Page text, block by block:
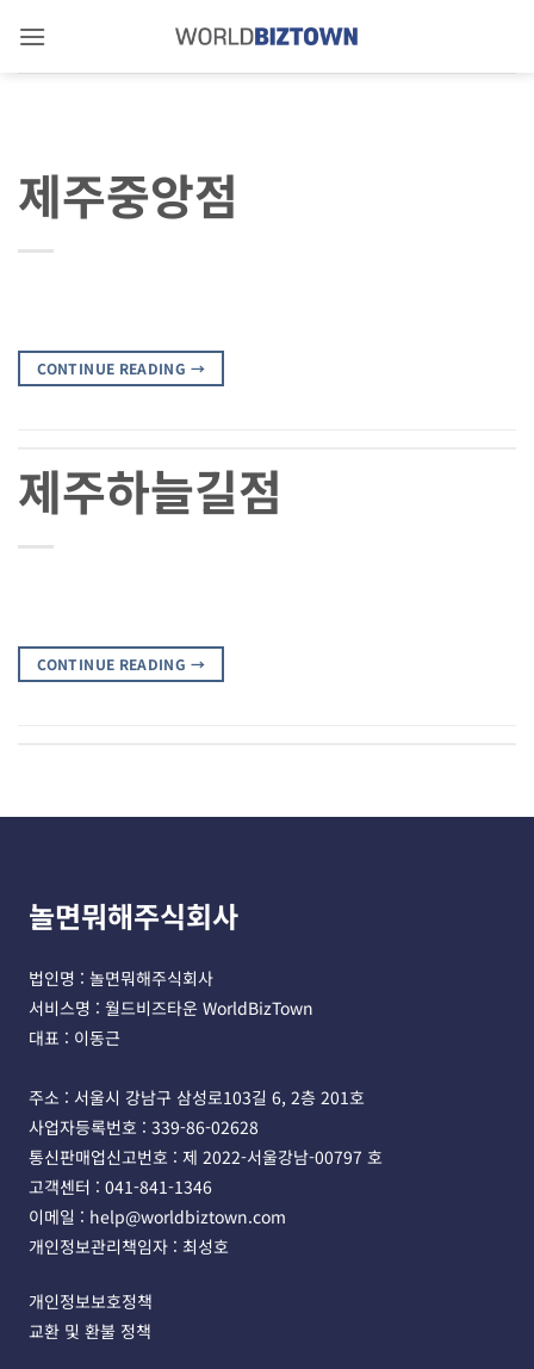
content
제주중앙점
CONTINUE READING →
제주하늘길점
CONTINUE READING →
놀면뭐해주식회사
법인명 : 놀면뭐해주식회사
서비스명 : 월드비즈타운 WorldBizTown
대표 : 이동근
주소 : 서울시 강남구 삼성로103길 6, 2층 201호
사업자등록번호 : 339-86-02628
통신판매업신고번호 : 제 2022-서울강남-00797 호
고객센터 : 041-841-1346
이메일 : help@worldbiztown.com
개인정보관리책임자 : 최성호
개인정보보호정책
교환 및 환불 정책